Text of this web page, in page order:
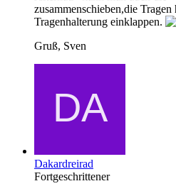
zusammenschieben,die
Tragenhalterung einklappen.
Gruß, Sven
Dakardreirad
Fortgeschrittener